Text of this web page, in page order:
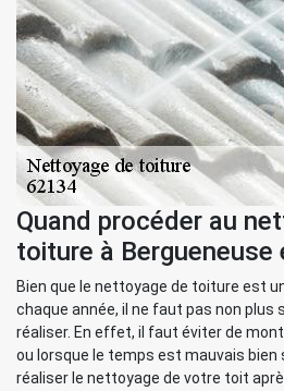
Quand procéder au
toiture à Bergueneuse
Bien que le nettoyage de toiture est
chaque année, il ne faut pas non plus
réaliser. En effet, il faut éviter de
ou lorsque le temps est mauvais bien
réaliser le nettoyage de votre toit